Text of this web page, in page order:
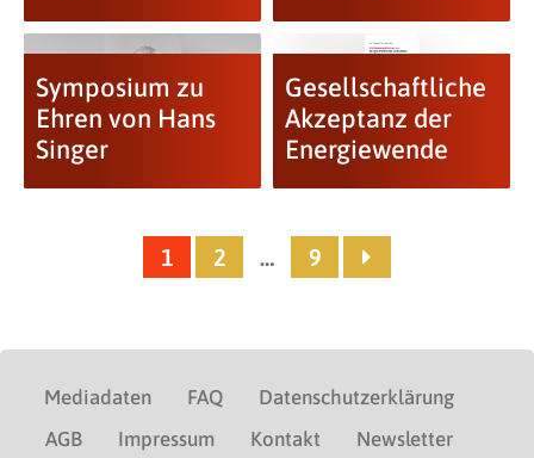
Symposium zu
Ehren von Hans
Singer
Gesellschaftliche
Akzeptanz der
Energiewende
1 2 … 9
Mediadaten FAQ
Datenschutzerklärung
AGB
Impressum Kontakt Newsletter